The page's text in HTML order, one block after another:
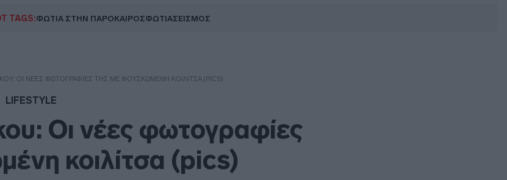
TAGS:ΦΩΤΙΑ ΣΤΗΝ ΠΑΡΟΚΑΙΡΟΣΦΩΤΙΑΣΕΙΣΜΟΣ
ΟΙ ΝΈΕΣ ΦΩΤΟΓΡΑΦΊΕΣ ΤΗΣ ΜΕ ΦΟΥΣΚΩΜΈΝΗ ΚΟΙΛΊΤΣΑ (PICS)
LIFESTYLE
Οι νέες φωτογραφίες
κοιλίτσα (pics)